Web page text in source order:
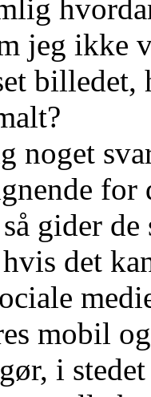
jeg ikke
noget
for
gider
det
mobil
i